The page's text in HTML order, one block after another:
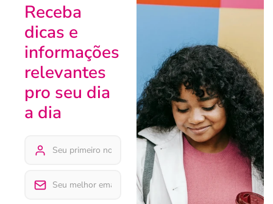
Receba
dicas e
informações
relevantes
pro seu dia
a dia